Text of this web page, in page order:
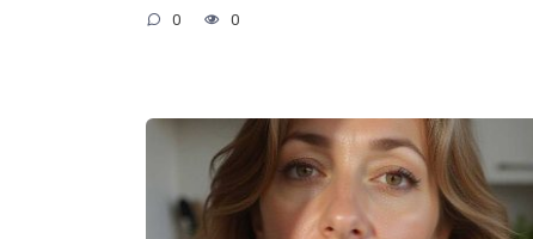
0 0